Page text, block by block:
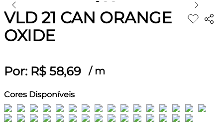
VLD 21 CAN ORANGE
OXIDE
Por: R$ 58,69 / m
Cores Disponíveis